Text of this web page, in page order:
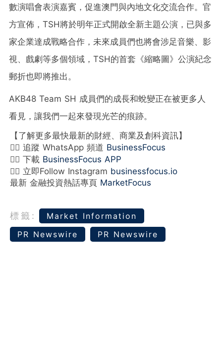
數演唱會表演嘉賓，促進澳門與內地文化交流合作。官
方宣佈，TSH將於明年正式開啟全新主題公演，已與多
家企業達成戰略合作，未來成員們也將會涉足音樂、影
視、戲劇等多個領域，TSH的首套《縮略圖》公演紀念
郵折也即將推出。
AKB48 Team SH 成員們的成長和蛻變正在被更多人
看見，讓我們一起來發現光芒的痕跡。
【了解更多最快最新的財經、商業及創科資訊】
👉🏻 追蹤 WhatsApp 頻道 BusinessFocus
👉🏻 下載 BusinessFocus APP
👉🏻 立即Follow Instagram businessfocus.io
最新 金融投資熱話專頁 MarketFocus
標籤:
Market Information
PR Newswire
PR Newswire